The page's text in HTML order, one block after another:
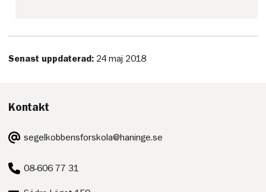
Senast uppdaterad: 24 maj 2018
Kontakt
E-
post:
segelkobbensforskola@haninge.se
Telefon:
08-606 77 31